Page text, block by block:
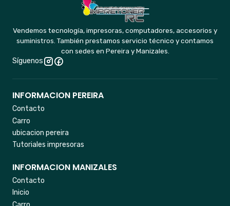
Vendemos tecnología, impresoras, computadores, accesorios y
suministros. También prestamos servicio técnico y contamos
con sedes en Pereira y Manizales.
Síguenos
INFORMACION PEREIRA
Contacto
Carro
ubicacion pereira
Tutoriales impresoras
INFORMACION MANIZALES
Contacto
Inicio